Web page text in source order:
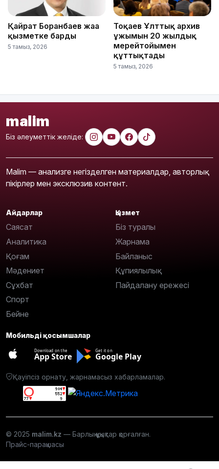
Қайрат Боранбаев жаңа
қызметке барды
5 тамыз, 2026
Тоқаев Ұлттық архив
ұжымын 20 жылдық
мерейтойымен
құттықтады
5 тамыз, 2026
malim
Біз әлеуметтік желіде:
Malim — анализге негізделген материалдар, авторлық
пікірлер мен эксклюзив контент.
Айдарлар
Саясат
Аналитика
Қоғам
Мәдениет
Сұхбат
Спорт
Бейне
Қызмет
Біз туралы
Жарнама
Байланыс
Құпиялылық
Пайдалану ережесі
Мобильді қосымшалар
Download on the
App Store
Get it on
Google Play
Қауіпсіз орнату, жарнамасыз хабарламалар.
© 2025 malim.kz — Барлық құқықтар қорғалған.
Прайс-парақшасы